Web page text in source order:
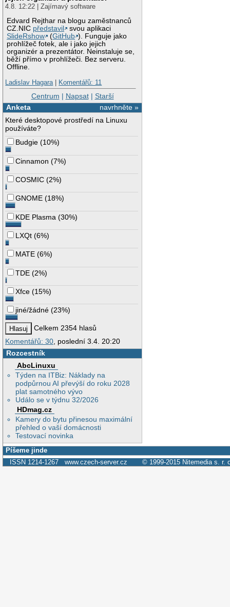
4.8. 12:22 | Zajímavý software
Edvard Rejthar na blogu zaměstnanců
CZ.NIC představil
svou aplikaci
SlideRshow
(GitHub ). Funguje jako
prohlížeč fotek, ale i jako jejich
organizér a prezentátor. Neinstaluje se,
běží přímo v prohlížeči. Bez serveru.
Offline.
Ladislav Hagara| Komentářů: 11
Centrum | Napsat| Starší
navrhněte »
Anketa
Které desktopové prostředí na Linuxu
používáte?
Budgie (10%)
Cinnamon (7%)
COSMIC (2%)
GNOME (18%)
KDE Plasma (30%)
LXQt (6%)
MATE (6%)
TDE (2%)
Xfce (15%)
jiné/žádné (23%)
Celkem 2354 hlasů
Komentářů: 30 , poslední 3.4. 20:20
Rozcestník
AbcLinuxu
Týden na ITBiz: Náklady na
podpůrnou AI převýší do roku 2028
plat samotného vývo
Událo se v týdnu 32/2026
HDmag.cz
Kamery do bytu přinesou maximální
přehled o vaší domácnosti
Testovací novinka
Píšeme jinde
ISSN 1214-1267 www.czech-server.cz © 1999-2015 Nitemedia s. r.